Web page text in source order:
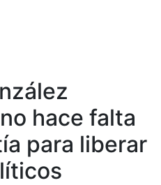
hace falta
para liberar